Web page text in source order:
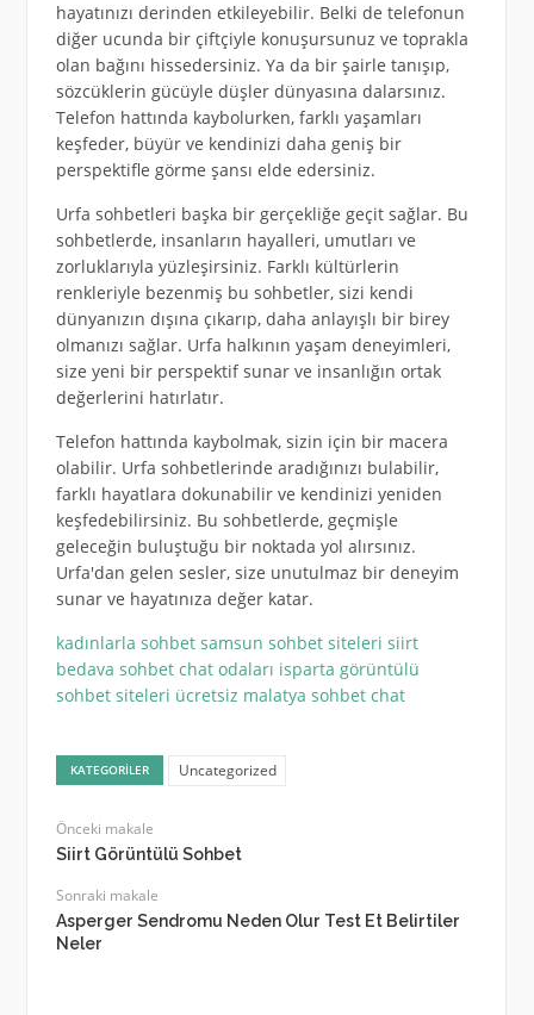
hayatınızı derinden etkileyebilir. Belki de telefonun
diğer ucunda bir çiftçiyle konuşursunuz ve toprakla
olan bağını hissedersiniz. Ya da bir şairle tanışıp,
sözcüklerin gücüyle düşler dünyasına dalarsınız.
Telefon hattında kaybolurken, farklı yaşamları
keşfeder, büyür ve kendinizi daha geniş bir
perspektifle görme şansı elde edersiniz.
Urfa sohbetleri başka bir gerçekliğe geçit sağlar. Bu
sohbetlerde, insanların hayalleri, umutları ve
zorluklarıyla yüzleşirsiniz. Farklı kültürlerin
renkleriyle bezenmiş bu sohbetler, sizi kendi
dünyanızın dışına çıkarıp, daha anlayışlı bir birey
olmanızı sağlar. Urfa halkının yaşam deneyimleri,
size yeni bir perspektif sunar ve insanlığın ortak
değerlerini hatırlatır.
Telefon hattında kaybolmak, sizin için bir macera
olabilir. Urfa sohbetlerinde aradığınızı bulabilir,
farklı hayatlara dokunabilir ve kendinizi yeniden
keşfedebilirsiniz. Bu sohbetlerde, geçmişle
geleceğin buluştuğu bir noktada yol alırsınız.
Urfa'dan gelen sesler, size unutulmaz bir deneyim
sunar ve hayatınıza değer katar.
kadınlarla sohbet samsun sohbet siteleri siirt
bedava sohbet chat odaları isparta görüntülü
sohbet siteleri ücretsiz malatya sohbet chat
KATEGORILER Uncategorized
Önceki makale
Siirt Görüntülü Sohbet
Sonraki makale
Asperger Sendromu Neden Olur Test Et Belirtiler
Neler